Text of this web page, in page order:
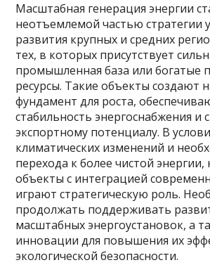
Масштабная генерация энергии
неотъемлемой частью стратегии
развития крупных и средних
тех, в которых присутствует
промышленная база или богатые
ресурсы. Такие объекты создают
фундамент для роста,
стабильность энергоснабжения и
экспортному потенциалу. В
климатических изменений и
перехода к более чистой энергии,
объекты с интеграцией
играют стратегическую роль.
продолжать поддерживать
масштабных энергоустановок, а
инновации для повышения их
экологической безопасности.